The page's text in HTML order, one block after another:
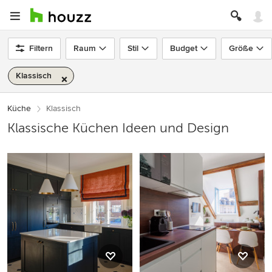
Filtern Raum Stil Budget Größe
Klassisch
Küche Klassisch
Klassische Küchen Ideen und Design